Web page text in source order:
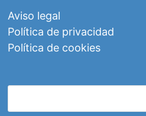
Aviso legal
Política de privacidad
Política de cookies